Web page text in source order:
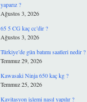
yaparız ?
Ağustos 3, 2026
65 5 CG kaç cc’dir ?
Ağustos 3, 2026
Türkiye’de gün batımı saatleri nedir ?
Temmuz 29, 2026
Kawasaki Ninja 650 kaç kg ?
Temmuz 25, 2026
Kavitasyon işlemi nasıl yapılır ?